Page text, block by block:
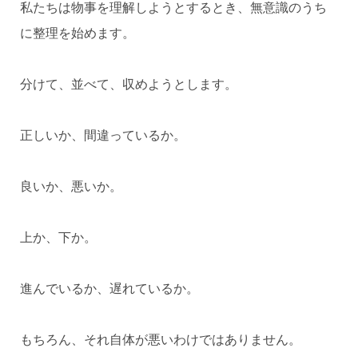
私たちは物事を理解しようとするとき、無意識のうち
に整理を始めます。
分けて、並べて、収めようとします。
正しいか、間違っているか。
良いか、悪いか。
上か、下か。
進んでいるか、遅れているか。
もちろん、それ自体が悪いわけではありません。